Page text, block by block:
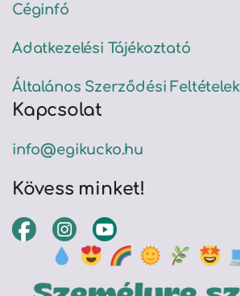
Céginfó
Adatkezelési Tájékoztató
Általános Szerződési Feltételek
Kapcsolat
info@egikucko.hu
Kövess minket!